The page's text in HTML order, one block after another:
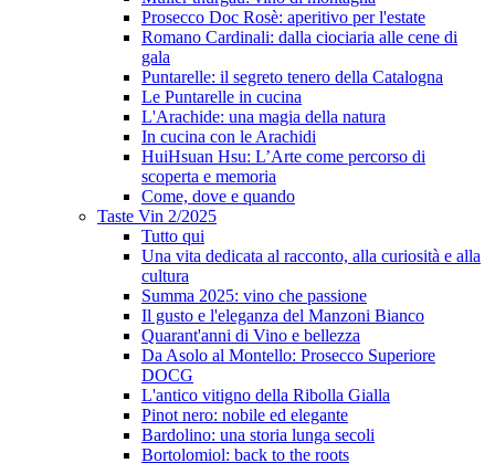
Prosecco Doc Rosè: aperitivo per l'estate
Romano Cardinali: dalla ciociaria alle cene di
gala
Puntarelle: il segreto tenero della Catalogna
Le Puntarelle in cucina
L'Arachide: una magia della natura
In cucina con le Arachidi
HuiHsuan Hsu: L’Arte come percorso di
scoperta e memoria
Come, dove e quando
Taste Vin 2/2025
Tutto qui
Una vita dedicata al racconto, alla curiosità e alla
cultura
Summa 2025: vino che passione
Il gusto e l'eleganza del Manzoni Bianco
Quarant'anni di Vino e bellezza
Da Asolo al Montello: Prosecco Superiore
DOCG
L'antico vitigno della Ribolla Gialla
Pinot nero: nobile ed elegante
Bardolino: una storia lunga secoli
Bortolomiol: back to the roots